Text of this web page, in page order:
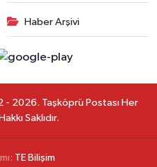
Haber Arşivi
2026. Taşköprü Postası Her
Hakkı Saklıdır.
TE Bilişim